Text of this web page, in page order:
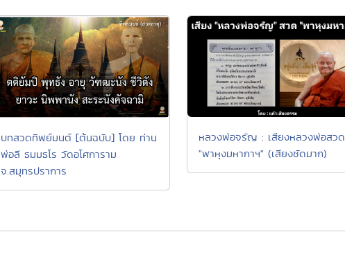
บทสวดทิพย์มนต์ [ต้นฉบับ] โดย ท่าน
พ่อลี ธมฺมธโร วัดอโศการาม
จ.สมุทรปราการ
หลวงพ่อจรัญ : เสียงหลวงพ่อสวด
"พาหุงมหากาฯ" (เสียงชัดมาก)